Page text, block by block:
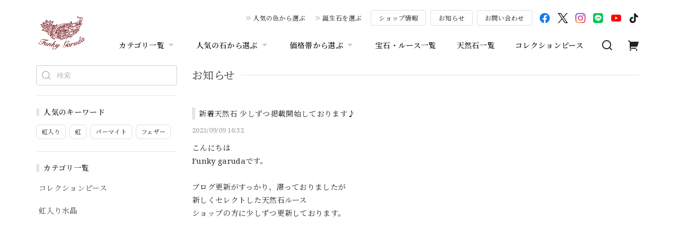
人気の色から選ぶ 誕生石を選ぶ ショップ情報 お知らせ お問い合わせ
カテゴリ一覧 人気の石から選ぶ 価格帯から選ぶ 宝石・ルース一覧 天然石一覧 コレクションピース
人気のキーワード
虹入り 虹 パーマイト フェザー
カテゴリ一覧
コレクションピース
虹入り水晶
お知らせ
新着天然石 少しずつ掲載開始しております♪
2025/09/09 16:32
こんにちは
Funky garudaです。
ブログ更新がすっかり、滞っておりましたが
新しくセレクトした天然石ルース
ショップの方に少しずつ更新しております。